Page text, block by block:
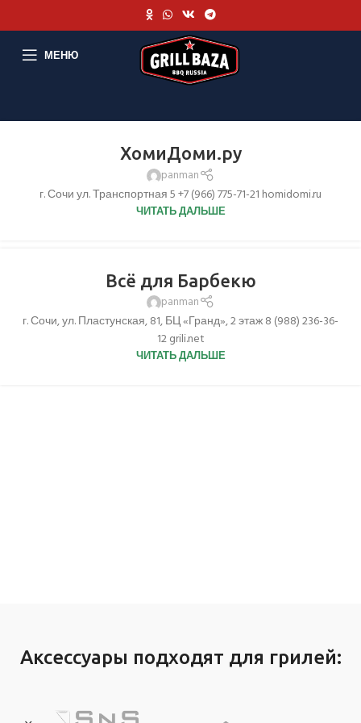
МЕНЮ
ХомиДоми.ру
panman
г. Сочи ул. Транспортная 5 +7 (966) 775-71-21 homidomi.ru
ЧИТАТЬ ДАЛЬШЕ
Всё для Барбекю
panman
г. Сочи, ул. Пластунская, 81, БЦ «Гранд», 2 этаж 8 (988) 236-36-
12 grili.net
ЧИТАТЬ ДАЛЬШЕ
Аксессуары подходят для грилей: